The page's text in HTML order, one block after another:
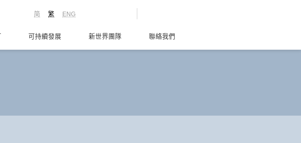
ENG
繁
简
可持續發展 新世界團隊 聯絡我們